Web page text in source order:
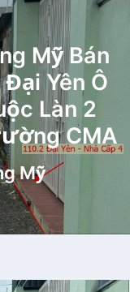
Mỹ Bán
Yên Ô
Làn 2
CMA
Mỹ